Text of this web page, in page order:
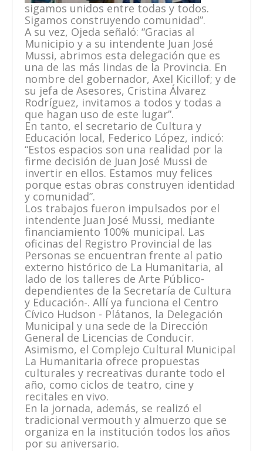
sigamos unidos entre todas y todos.
Sigamos construyendo comunidad”.
A su vez, Ojeda señaló: “Gracias al
Municipio y a su intendente Juan José
Mussi, abrimos esta delegación que es
una de las más lindas de la Provincia. En
nombre del gobernador, Axel Kicillof; y de
su jefa de Asesores, Cristina Álvarez
Rodríguez, invitamos a todos y todas a
que hagan uso de este lugar”.
En tanto, el secretario de Cultura y
Educación local, Federico López, indicó:
“Estos espacios son una realidad por la
firme decisión de Juan José Mussi de
invertir en ellos. Estamos muy felices
porque estas obras construyen identidad
y comunidad”.
Los trabajos fueron impulsados por el
intendente Juan José Mussi, mediante
financiamiento 100% municipal. Las
oficinas del Registro Provincial de las
Personas se encuentran frente al patio
externo histórico de La Humanitaria, al
lado de los talleres de Arte Público-
dependientes de la Secretaría de Cultura
y Educación-. Allí ya funciona el Centro
Cívico Hudson - Plátanos, la Delegación
Municipal y una sede de la Dirección
General de Licencias de Conducir.
Asimismo, el Complejo Cultural Municipal
La Humanitaria ofrece propuestas
culturales y recreativas durante todo el
año, como ciclos de teatro, cine y
recitales en vivo.
En la jornada, además, se realizó el
tradicional vermouth y almuerzo que se
organiza en la institución todos los años
por su aniversario.